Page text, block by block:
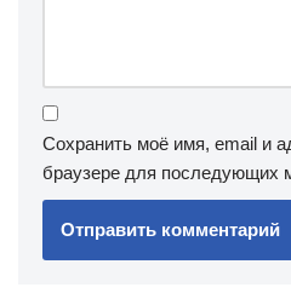
Сохранить моё имя, email и
браузере для последующих